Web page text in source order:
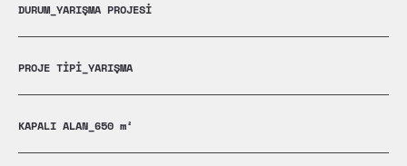
DURUM_ YARIŞMA PROJESİ
PROJE TİPİ_ YARIŞMA
KAPALI ALAN_650 m²